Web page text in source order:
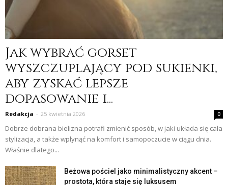
Jak wybrać gorset
wyszczuplający pod sukienki,
aby zyskać lepsze
dopasowanie i...
Redakcja - 25 kwietnia 2026 0
Dobrze dobrana bielizna potrafi zmienić sposób, w jaki układa się cała
stylizacja, a także wpłynąć na komfort i samopoczucie w ciągu dnia.
Właśnie dlatego...
Beżowa pościel jako minimalistyczny akcent –
prostota, która staje się luksusem